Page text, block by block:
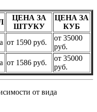
ЦЕНА ЗА
ШТУКУ
ЦЕНА ЗА
КУБ
от 1590 руб.
от 35000
руб.
от 1586 руб.
от 35000
руб.
от вида